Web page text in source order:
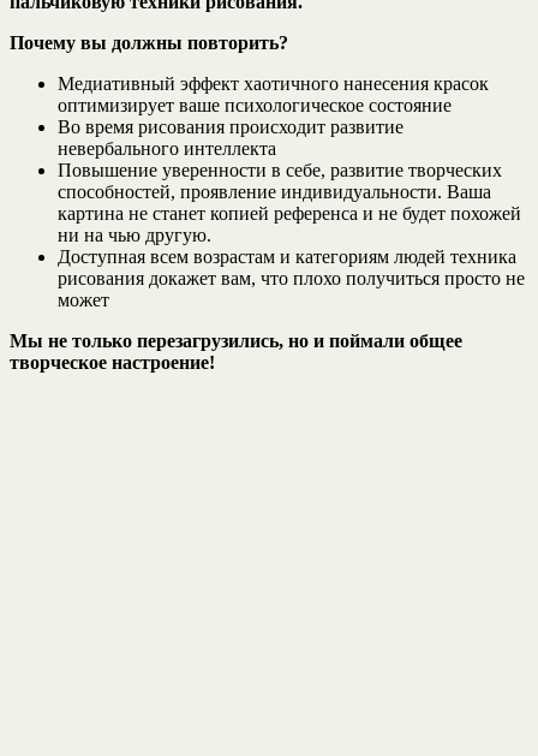
Почему вы должны повторить?
Медиативный эффект хаотичного нанесения красок
оптимизирует ваше психологическое состояние
Во время рисования происходит развитие
невербального интеллекта
Повышение уверенности в себе, развитие творческих
способностей, проявление индивидуальности. Ваша
картина не станет копией референса и не будет похожей
ни на чью другую.
Доступная всем возрастам и категориям людей техника
рисования докажет вам, что плохо получиться просто не
может
Мы не только перезагрузились, но и поймали общее
творческое настроение!